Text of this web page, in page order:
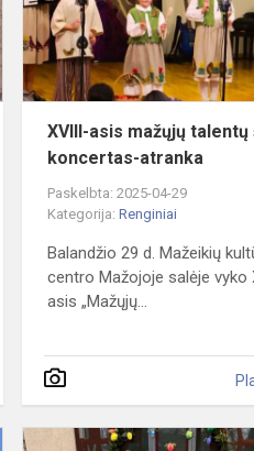
Mažeikių
lopšelyje-
daržel...
XVIII-asis mažųjų talentų
koncertas-atranka
Paskelbta: 2025-04-29
Kategorija:Renginiai
Balandžio 29 d. Mažeikių
centro Mažojoje salėje vyko
asis „Mažųjų...
11-